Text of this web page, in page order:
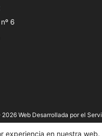
6
Web Desarrollada por el
experiencia en nuestra web.